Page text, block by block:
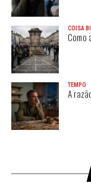
COISA
Como
TEMPO
A